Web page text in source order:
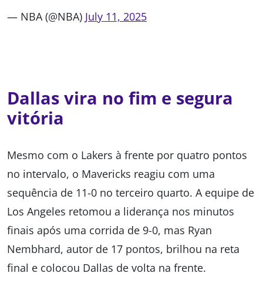
— NBA (@NBA) July 11, 2025
Dallas vira no fim e segura
vitória
Mesmo com o Lakers à frente por quatro pontos
no intervalo, o Mavericks reagiu com uma
sequência de 11-0 no terceiro quarto. A equipe de
Los Angeles retomou a liderança nos minutos
finais após uma corrida de 9-0, mas Ryan
Nembhard, autor de 17 pontos, brilhou na reta
final e colocou Dallas de volta na frente.